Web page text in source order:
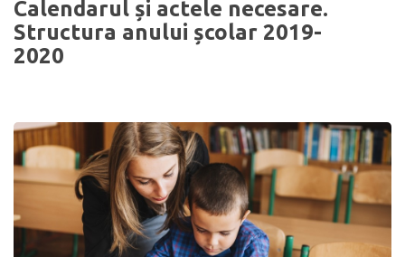
Calendarul și actele necesare.
Structura anului școlar 2019-
2020